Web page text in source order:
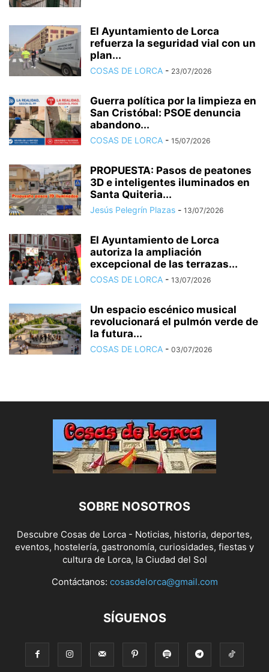
El Ayuntamiento de Lorca
refuerza la seguridad vial con un
plan...
COSAS DE LORCA - 23/07/2026
Guerra política por la limpieza en
San Cristóbal: PSOE denuncia
abandono...
COSAS DE LORCA - 15/07/2026
PROPUESTA: Pasos de peatones
3D e inteligentes iluminados en
Santa Quiteria...
Jesús Pelegrín Plazas - 13/07/2026
El Ayuntamiento de Lorca
autoriza la ampliación
excepcional de las terrazas...
COSAS DE LORCA - 13/07/2026
Un espacio escénico musical
revolucionará el pulmón verde de
la futura...
COSAS DE LORCA - 03/07/2026
SOBRE NOSOTROS
Descubre Cosas de Lorca - Noticias, historia, deportes,
eventos, hostelería, gastronomía, curiosidades, fiestas y
cultura de Lorca, la Ciudad del Sol
Contáctanos: cosasdelorca@gmail.com
SÍGUENOS